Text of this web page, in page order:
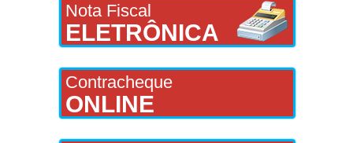
Nota Fiscal
ELETRÔNICA
Contracheque
ONLINE